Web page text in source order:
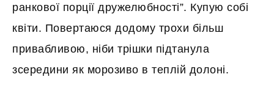
ранкової порції дружелюбності”. Купую собі
квіти. Повертаюся додому трохи більш
привабливою, ніби трішки підтанула
зсередини як морозиво в теплій долоні.